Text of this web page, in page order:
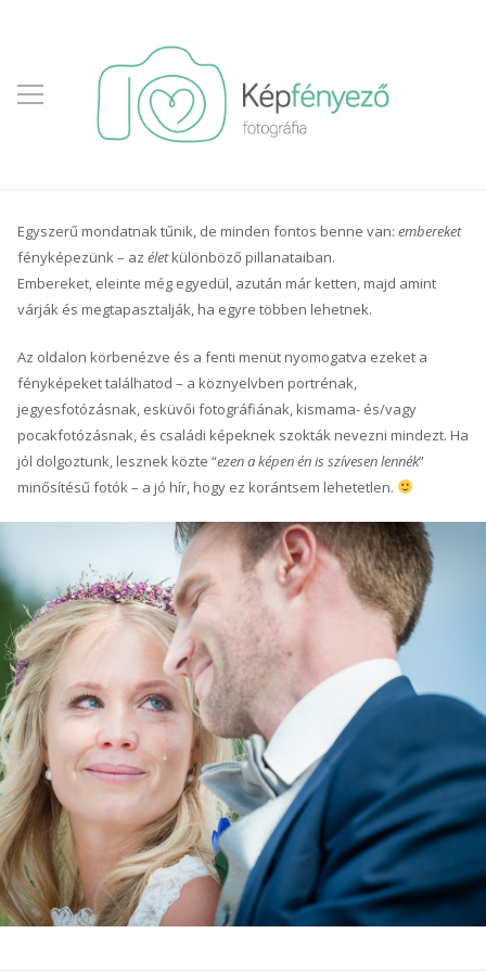
Egyszerű mondatnak tűnik, de minden fontos benne van: embereket
fényképezünk – az életkülönböző pillanataiban.
Embereket, eleinte még egyedül, azután már ketten, majd amint
várják és megtapasztalják, ha egyre többen lehetnek.
Az oldalon körbenézve és a fenti menüt nyomogatva ezeket a
fényképeket találhatod – a köznyelvben portrénak,
jegyesfotózásnak, esküvői fotográfiának, kismama- és/vagy
pocakfotózásnak, és családi képeknek szokták nevezni mindezt. Ha
jól dolgoztunk, lesznek közte “ezen a képen én is szívesen lennék”
minősítésű fotók – a jó hír, hogy ez korántsem lehetetlen.